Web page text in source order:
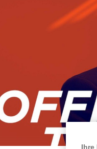
Ihre